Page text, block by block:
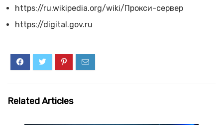
https://ru.wikipedia.org/wiki/Прокси-сервер
https://digital.gov.ru
Related Articles